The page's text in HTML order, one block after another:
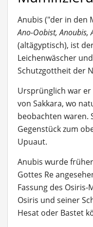
Anubis ("der in den
Ano-Oobist, Anoubis,
(altägyptisch), ist
Leichenwäscher
Schutzgottheit der
Ursprünglich war
von Sakkara, wo
beobachten waren.
Gegenstück zum
Upuaut.
Anubis wurde
Gottes Re
Fassung des
Osiris und seiner
Hesat oder Bastet